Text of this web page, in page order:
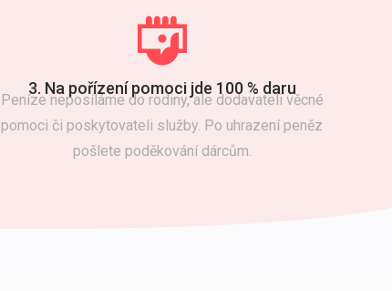
3. Na pořízení pomoci jde 100 % daru
Peníze neposíláme do rodiny, ale dodavateli věcné
pomoci či poskytovateli služby. Po uhrazení peněz
pošlete poděkování dárcům.